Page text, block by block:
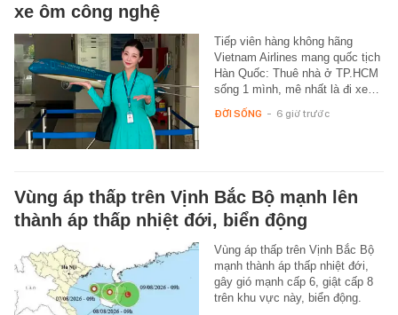
xe ôm công nghệ
Tiếp viên hàng không hãng
Vietnam Airlines mang quốc tịch
Hàn Quốc: Thuê nhà ở TP.HCM
sống 1 mình, mê nhất là đi xe…
ĐỜI SỐNG - 6 giờ trước
Vùng áp thấp trên Vịnh Bắc Bộ mạnh lên
thành áp thấp nhiệt đới, biển động
Vùng áp thấp trên Vịnh Bắc Bộ
mạnh thành áp thấp nhiệt đới,
gây gió mạnh cấp 6, giật cấp 8
trên khu vực này, biển động.